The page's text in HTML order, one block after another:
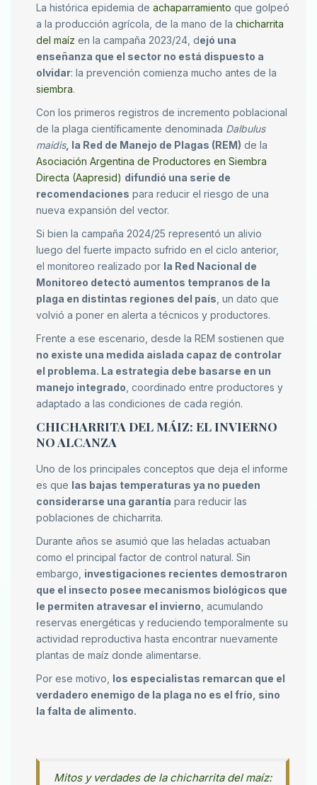
La histórica epidemia de achaparramiento que golpeó
a la producción agrícola, de la mano de la chicharrita
del maíz en la campaña 2023/24, dejó una
enseñanza que el sector no está dispuesto a
olvidar: la prevención comienza mucho antes de la
siembra.
Con los primeros registros de incremento poblacional
de la plaga científicamente denominada Dalbulus
maidis, la Red de Manejo de Plagas (REM) de la
Asociación Argentina de Productores en Siembra
Directa (Aapresid) difundió una serie de
recomendaciones para reducir el riesgo de una
nueva expansión del vector.
Si bien la campaña 2024/25 representó un alivio
luego del fuerte impacto sufrido en el ciclo anterior,
el monitoreo realizado por la Red Nacional de
Monitoreo detectó aumentos tempranos de la
plaga en distintas regiones del país , un dato que
volvió a poner en alerta a técnicos y productores.
Frente a ese escenario, desde la REM sostienen que
no existe una medida aislada capaz de controlar
el problema. La estrategia debe basarse en un
manejo integrado , coordinado entre productores y
adaptado a las condiciones de cada región.
CHICHARRITA DEL MÁIZ: EL INVIERNO
NO ALCANZA
Uno de los principales conceptos que deja el informe
es que las bajas temperaturas ya no pueden
considerarse una garantía para reducir las
poblaciones de chicharrita.
Durante años se asumió que las heladas actuaban
como el principal factor de control natural. Sin
embargo, investigaciones recientes demostraron
que el insecto posee mecanismos biológicos que
le permiten atravesar el invierno , acumulando
reservas energéticas y reduciendo temporalmente su
actividad reproductiva hasta encontrar nuevamente
plantas de maíz donde alimentarse.
Por ese motivo, los especialistas remarcan que el
verdadero enemigo de la plaga no es el frío, sino
la falta de alimento.
Mitos y verdades de la chicharrita del maíz: